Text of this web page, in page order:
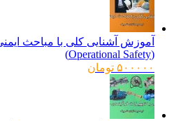
آموزش آشنایی کلی با مباحث ایمنی
۵۰۰۰۰۰ تومان